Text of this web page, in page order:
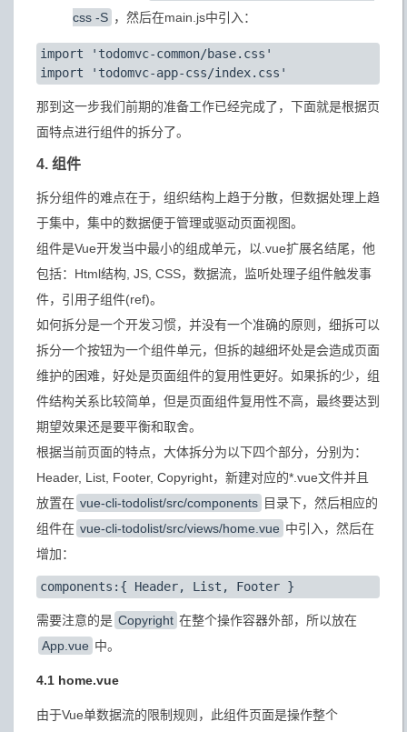
css -S ，然后在main.js中引入：
import 'todomvc-common/base.css'
那到这一步我们前期的准备工作已经完成了，下面就是根据页
面特点进行组件的拆分了。
4. 组件
拆分组件的难点在于，组织结构上趋于分散，但数据处理上趋
于集中，集中的数据便于管理或驱动页面视图。
组件是Vue开发当中最小的组成单元，以.vue扩展名结尾，他
包括：Html结构, JS, CSS，数据流，监听处理子组件触发事
件，引用子组件(ref)。
如何拆分是一个开发习惯，并没有一个准确的原则，细拆可以
拆分一个按钮为一个组件单元，但拆的越细坏处是会造成页面
维护的困难，好处是页面组件的复用性更好。如果拆的少，组
件结构关系比较简单，但是页面组件复用性不高，最终要达到
期望效果还是要平衡和取舍。
根据当前页面的特点，大体拆分为以下四个部分，分别为：
Header, List, Footer, Copyright，新建对应的*.vue文件并且
放置在 vue-cli-todolist/src/components 目录下，然后相应的
组件在 vue-cli-todolist/src/views/home.vue 中引入，然后在
增加：
需要注意的是 Copyright 在整个操作容器外部，所以放在
App.vue 中。
4.1 home.vue
由于Vue单数据流的限制规则，此组件页面是操作整个